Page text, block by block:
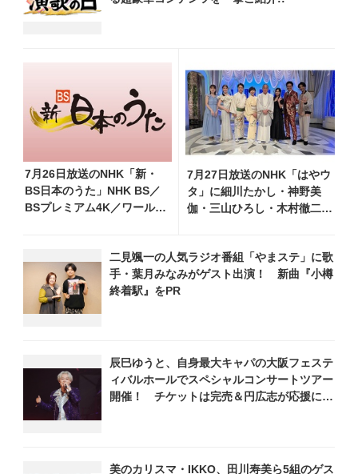
7月26日放送のNHK「新・
BS日本のうた」NHK BS／
BSプレミアム4K／ワール
子、長山洋子 他登場、曲目
や見どころをお届け
7月27日放送のNHK「はやウ
タ」に細川たかし・神野美
伽・三山ひろし・木村徹二・
二見颯一の人気ラジオ番組「やまステ」に歌
手・葉月みなみがゲスト出演！ 新曲『小樽
終着駅』をPR
辰巳ゆうと、自身最大キャパの大阪フェステ
ィバルホールでスペシャルコンサートツアー
開催！ チケットは完売＆円広志が応援に、
美のカリスマ・IKKO、田川寿美ら5組のゲス